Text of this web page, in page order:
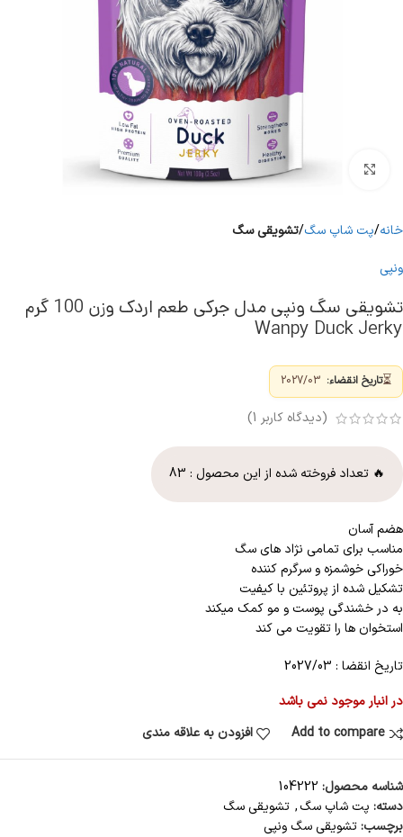
برای بزرگنمایی کلیک کنید
خانه پت شاپ سگ تشویقی سگ
ونپی
تشویقی سگ ونپی مدل جرکی طعم اردک وزن 100 گرم
Wanpy Duck Jerky
⏳تاریخ انقضاء:
(دیدگاه کاربر 1
)
🔥 تعداد فروخته شده از این محصول : 83
هضم آسان
مناسب برای تمامی نژاد های سگ
خوراکی خوشمزه و سرگرم کننده
تشکیل شده از پروتئین با کیفیت
به در خشندگی پوست و مو کمک میکند
استخوان ها را تقویت می کند
تاریخ انقضا : 2027/03
در انبار موجود نمی باشد
Add to compare
افزودن به علاقه مندی
شناسه محصول: 104222
دسته: پت شاپ سگ, تشویقی سگ
برچسب:تشویقی سگ ونپی